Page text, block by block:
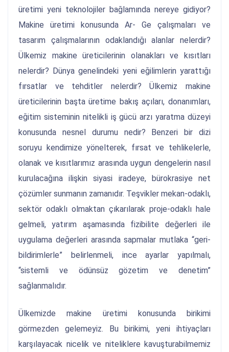
üretimi yeni teknolojiler bağlamında nereye gidiyor?
Makine üretimi konusunda Ar- Ge çalışmaları ve
tasarım çalışmalarının odaklandığı alanlar nelerdir?
Ülkemiz makine üreticilerinin olanakları ve kısıtları
nelerdir? Dünya genelindeki yeni eğilimlerin yarattığı
fırsatlar ve tehditler nelerdir? Ülkemiz makine
üreticilerinin başta üretime bakış açıları, donanımları,
eğitim sisteminin nitelikli iş gücü arzı yaratma düzeyi
konusunda nesnel durumu nedir? Benzeri bir dizi
soruyu kendimize yönelterek, fırsat ve tehlikelerle,
olanak ve kısıtlarımız arasında uygun dengelerin nasıl
kurulacağına ilişkin siyasi iradeye, bürokrasiye net
çözümler sunmanın zamanıdır. Teşvikler mekan-odaklı,
sektör odaklı olmaktan çıkarılarak proje-odaklı hale
gelmeli, yatırım aşamasında fizibilite değerleri ile
uygulama değerleri arasında sapmalar mutlaka “geri-
bildirimlerle” belirlenmeli, ince ayarlar yapılmalı,
“sistemli ve ödünsüz gözetim ve denetim”
sağlanmalıdır.
Ülkemizde makine üretimi konusunda birikimi
görmezden gelemeyiz. Bu birikimi, yeni ihtiyaçları
karşılayacak nicelik ve niteliklere kavuşturabilmemiz